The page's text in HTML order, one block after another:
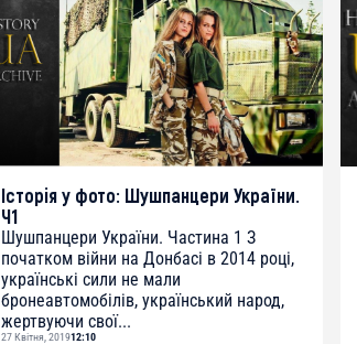
Історія у фото: Шушпанцери України.
Ч1
Шушпанцери України. Частина 1 З
початком війни на Донбасі в 2014 році,
українські сили не мали
бронеавтомобілів, український народ,
жертвуючи свої...
27 Квітня, 201912:10